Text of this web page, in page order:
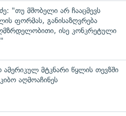
"თუ მშობელი არ ჩააცმევს
ფორმას, განისაზღვრება
ისე კონკრეტული
მტკნარი წყლის თევზში
აღმოაჩინეს